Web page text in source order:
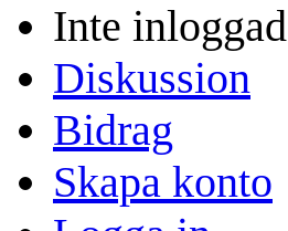
Inte inloggad
Diskussion
Bidrag
Skapa konto